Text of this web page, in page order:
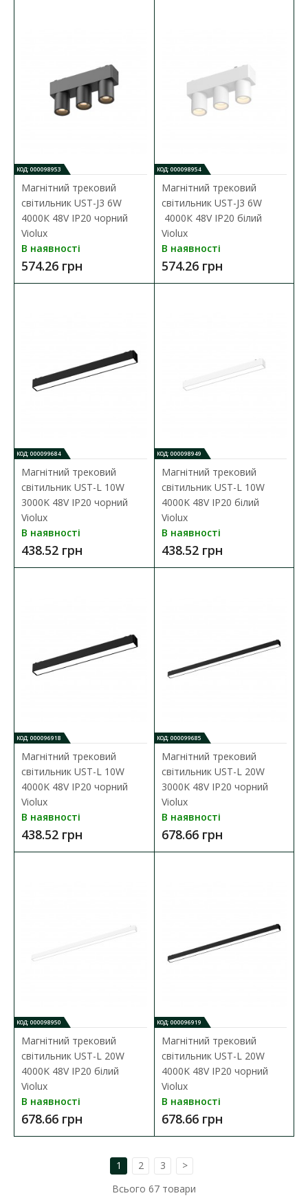
Наявність:
Шинопровід магнітний DTD врізний під гіпсокартон 12мм 3м
білий Violux ( 320023 ) основні х..
2 067.33 грн
ДО КОШИКА
Шинопровід магнітний DTD врізний під
гіпсокартон 12мм 3м чорний Violux
чорний Violux ( 320123 ) основні ..
2 067.33 грн
ДО КОШИКА
В порівняння
Магнітний трековий світильник UST-G 12W 3000K
КОД: 000098953
Магнітний трековий
світильник UST-J3 6W
4000К 48V IP20 чорний
Violux
В наявності
574.26 грн
КОД: 000098954
Магнітний трековий
світильник UST-J3 6W
4000К 48V IP20 білий
Violux
В наявності
574.26 грн
КОД: 000099684
Магнітний трековий
світильник UST-L 10W
3000K 48V IP20 чорний
Violux
В наявності
438.52 грн
КОД: 000098949
Магнітний трековий
світильник UST-L 10W
4000K 48V IP20 білий
Violux
В наявності
438.52 грн
КОД: 000096918
Магнітний трековий
світильник UST-L 10W
4000K 48V IP20 чорний
Violux
В наявності
438.52 грн
КОД: 000099685
Магнітний трековий
світильник UST-L 20W
3000K 48V IP20 чорний
Violux
В наявності
678.66 грн
КОД: 000098950
Магнітний трековий
світильник UST-L 20W
4000K 48V IP20 білий
Violux
В наявності
678.66 грн
КОД: 000096919
Магнітний трековий
світильник UST-L 20W
4000K 48V IP20 чорний
Violux
В наявності
678.66 грн
1 2 3
>
Всього 67 товари